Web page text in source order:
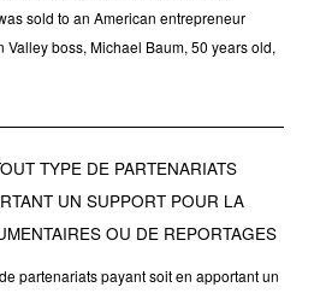
sold to an American entrepreneur
boss, Michael Baum, 50 years old,
TYPE DE PARTENARIATS
UN SUPPORT POUR LA
OU DE REPORTAGES
partenariats payant soit en apportant un